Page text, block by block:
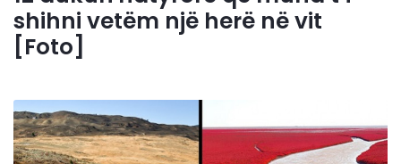
shihni vetëm një herë në vit
[Foto]